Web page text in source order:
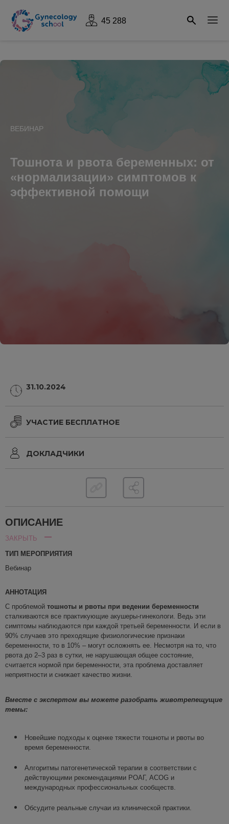
45 288
ВЕБИНАР
Тошнота и рвота беременных: от
«нормализации» симптомов к
эффективной помощи
31.10.2024
УЧАСТИЕ БЕСПЛАТНОЕ
ДОКЛАДЧИКИ
ОПИСАНИЕ
ЗАКРЫТЬ
ТИП МЕРОПРИЯТИЯ
Вебинар
АННОТАЦИЯ
С проблемой тошноты и рвоты при ведении беременности
сталкиваются все практикующие акушеры-гинекологи. Ведь эти
симптомы наблюдаются при каждой третьей беременности. И если в
90% случаев это преходящие физиологические признаки
беременности, то в 10% – могут осложнять ее. Несмотря на то, что
рвота до 2–3 раз в сутки, не нарушающая общее состояние,
считается нормой при беременности, эта проблема доставляет
неприятности и снижает качество жизни.
Вместе с экспертом вы можете разобрать животрепещущие
темы:
Новейшие подходы к оценке тяжести тошноты и рвоты во
время беременности.
Алгоритмы патогенетической терапии в соответствии с
действующими рекомендациями РОАГ, ACOG и
международных профессиональных сообществ.
Обсудите реальные случаи из клинической практики.